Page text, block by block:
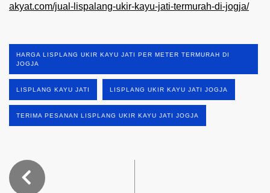
akyat.com/jual-lispalang-ukir-kayu-jati-termurah-di-jogja/
HARGA LISPLANG UKIR KAYU JATI PER METER TERMURAH DI
JOGJA
LISPLANG KAYU JATI LISPLANG UKIR KAYU JATI JOGJA
TERIMA PESANAN LISPLANG UKIR KAYU JATI JOGJA